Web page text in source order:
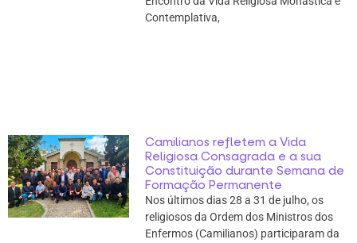
Contemplativa,
Camilianos refletem a Vida
Religiosa Consagrada e a sua
Constituição durante Semana de
Formação Permanente
Nos últimos dias 28 a 31 de julho, os
religiosos da Ordem dos Ministros dos
Enfermos (Camilianos) participaram da